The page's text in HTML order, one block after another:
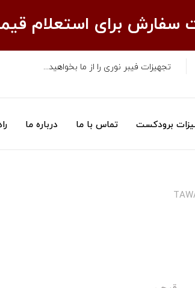
سفارش برای استعلام
تجهیزات فیبر نوری را از ما بخواهید...
برودکست تماس با ما درباره ما